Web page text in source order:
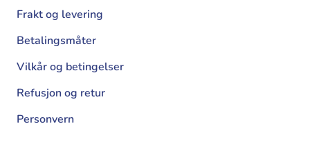
Frakt og levering
Betalingsmåter
Vilkår og betingelser
Refusjon og retur
Personvern